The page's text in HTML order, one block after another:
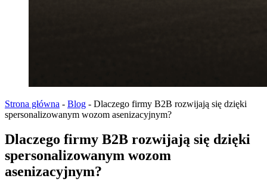
Strona główna - Blog - Dlaczego firmy B2B rozwijają się dzięki
spersonalizowanym wozom asenizacyjnym?
Dlaczego firmy B2B rozwijają się dzięki
spersonalizowanym wozom
asenizacyjnym?